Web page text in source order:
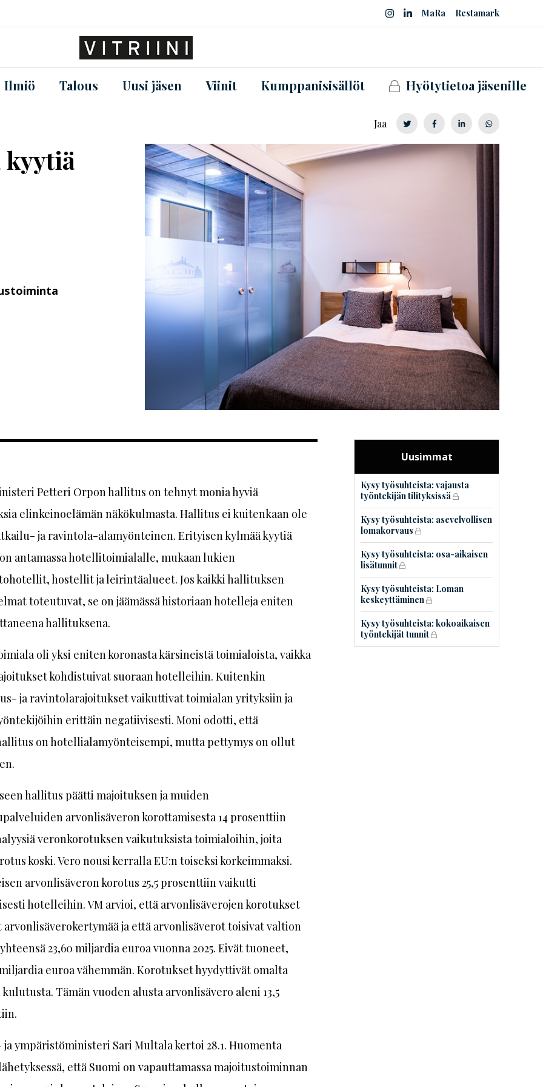
MaRa Restamark
Ilmiö Talous Uusi jäsen Viinit Kumppanisisällöt Hyötytietoa jäsenille
Jaa
kyytiä
Uusimmat
Kysy työsuhteista: vajausta
työntekijän tilityksissä
Kysy työsuhteista: asevelvollisen
lomakorvaus
Kysy työsuhteista: osa-aikaisen
lisätunnit
Kysy työsuhteista: Loman
keskeyttäminen
Kysy työsuhteista: kokoaikaisen
työntekijät tunnit
Petteri Orpon hallitus on tehnyt monia hyviä
elinkeinoelämän näkökulmasta. Hallitus ei kuitenkaan ole
ja ravintola-alamyönteinen. Erityisen kylmää kyytiä
antamassa hotellitoimialalle, mukaan lukien
hostellit ja leirintäalueet. Jos kaikki hallituksen
toteutuvat, se on jäämässä historiaan hotelleja eniten
hallituksena.
oli yksi eniten koronasta kärsineistä toimialoista, vaikka
kohdistuivat suoraan hotelleihin. Kuitenkin
ja ravintolarajoitukset vaikuttivat toimialan yrityksiin ja
erittäin negatiivisesti. Moni odotti, että
on hotellialamyönteisempi, mutta pettymys on ollut
hallitus päätti majoituksen ja muiden
arvonlisäveron korottamisesta 14 prosenttiin
veronkorotuksen vaikutuksista toimialoihin, joita
koski. Vero nousi kerralla EU:n toiseksi korkeimmaksi.
arvonlisäveron korotus 25,5 prosenttiin vaikutti
hotelleihin. VM arvioi, että arvonlisäverojen korotukset
arvonlisäverokertymää ja että arvonlisäverot toisivat valtion
23,60 miljardia euroa vuonna 2025. Eivät tuoneet,
miljardia euroa vähemmän. Korotukset hyydyttivät omalta
Tämän vuoden alusta arvonlisävero aleni 13,5
ympäristöministeri Sari Multala kertoi 28.1. Huomenta
että Suomi on vapauttamassa majoitustoiminnan